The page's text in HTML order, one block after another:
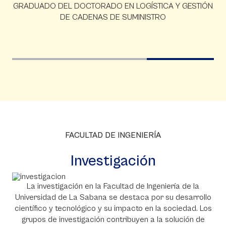
GRADUADO DEL DOCTORADO EN LOGÍSTICA Y GESTIÓN
DE CADENAS DE SUMINISTRO
FACULTAD DE INGENIERÍA
Investigación
La investigación en la Facultad de Ingeniería de la
Universidad de La Sabana se destaca por su desarrollo
científico y tecnológico y su impacto en la sociedad. Los
grupos de investigación contribuyen a la solución de